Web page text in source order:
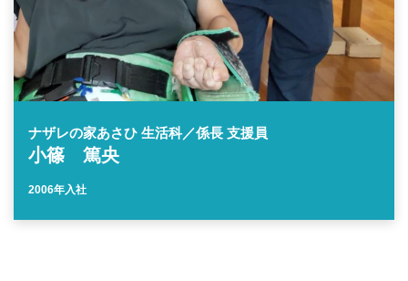
ナザレの家あさひ 生活科／係長 支援員
小篠 篤央
2006年入社